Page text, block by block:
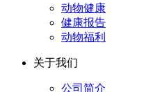
动物健康
健康报告
动物福利
关于我们
公司简介